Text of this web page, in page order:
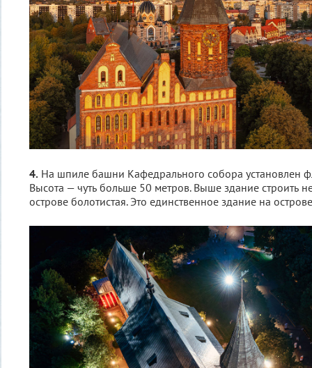
4. На шпиле башни Кафедрального собора установлен
Высота — чуть больше 50 метров. Выше здание строить
острове болотистая. Это единственное здание на